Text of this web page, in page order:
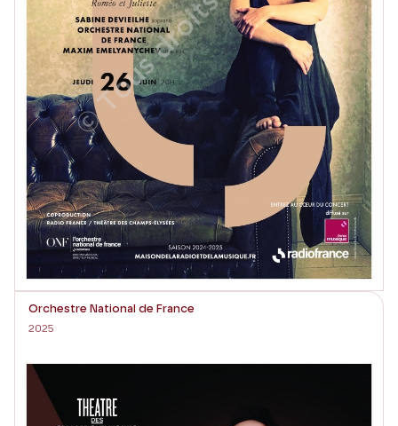
Orchestre National de France
2025